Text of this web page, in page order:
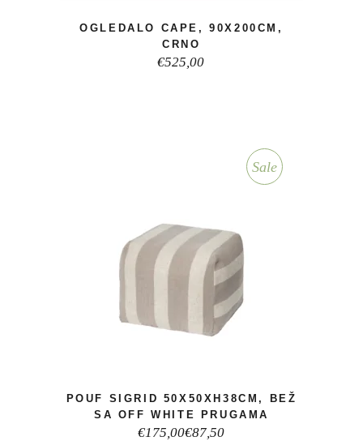
OGLEDALO CAPE, 90X200CM,
CRNO
€525,00
Sale
POUF SIGRID 50X50XH38CM, BEŽ
SA OFF WHITE PRUGAMA
€175,00Izvorna
€87,50
Trenutna